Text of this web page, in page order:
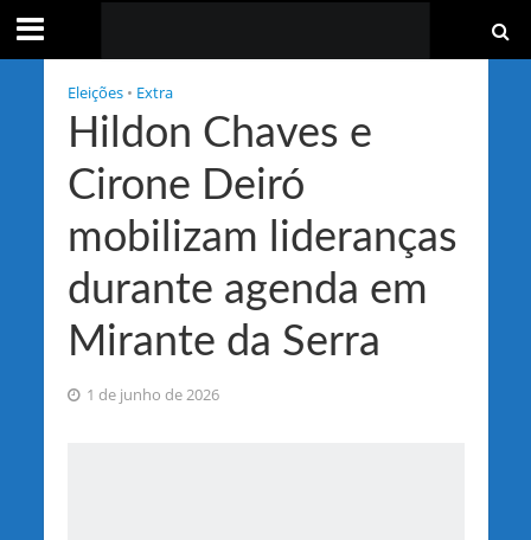
Eleições • Extra
Hildon Chaves e
Cirone Deiró
mobilizam lideranças
durante agenda em
Mirante da Serra
1 de junho de 2026